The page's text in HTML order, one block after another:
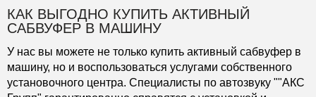
КАК ВЫГОДНО КУПИТЬ АКТИВНЫЙ
САБВУФЕР В МАШИНУ
У нас вы можете не только купить активный сабвуфер в
машину, но и воспользоваться услугами собственного
установочного центра. Специалисты по автозвуку ""АКС